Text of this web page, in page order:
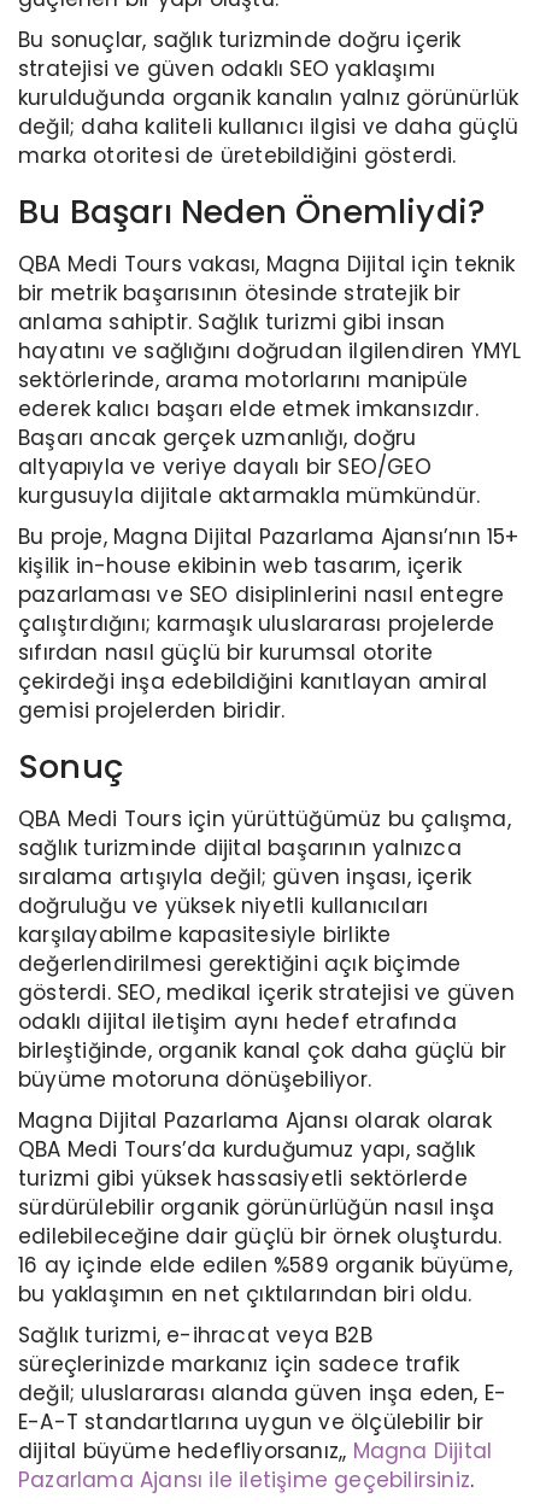
Bu sonuçlar, sağlık turizminde doğru içerik
stratejisi ve güven odaklı SEO yaklaşımı
kurulduğunda organik kanalın yalnız görünürlük
değil; daha kaliteli kullanıcı ilgisi ve daha güçlü
marka otoritesi de üretebildiğini gösterdi.
Bu Başarı Neden Önemliydi?
QBA Medi Tours vakası, Magna Dijital için teknik
bir metrik başarısının ötesinde stratejik bir
anlama sahiptir. Sağlık turizmi gibi insan
hayatını ve sağlığını doğrudan ilgilendiren YMYL
sektörlerinde, arama motorlarını manipüle
ederek kalıcı başarı elde etmek imkansızdır.
Başarı ancak gerçek uzmanlığı, doğru
altyapıyla ve veriye dayalı bir SEO/GEO
kurgusuyla dijitale aktarmakla mümkündür.
Bu proje, Magna Dijital Pazarlama Ajansı’nın 15+
kişilik in-house ekibinin web tasarım, içerik
pazarlaması ve SEO disiplinlerini nasıl entegre
çalıştırdığını; karmaşık uluslararası projelerde
sıfırdan nasıl güçlü bir kurumsal otorite
çekirdeği inşa edebildiğini kanıtlayan amiral
gemisi projelerden biridir.
Sonuç
QBA Medi Tours için yürüttüğümüz bu çalışma,
sağlık turizminde dijital başarının yalnızca
sıralama artışıyla değil; güven inşası, içerik
doğruluğu ve yüksek niyetli kullanıcıları
karşılayabilme kapasitesiyle birlikte
değerlendirilmesi gerektiğini açık biçimde
gösterdi. SEO, medikal içerik stratejisi ve güven
odaklı dijital iletişim aynı hedef etrafında
birleştiğinde, organik kanal çok daha güçlü bir
büyüme motoruna dönüşebiliyor.
Magna Dijital Pazarlama Ajansı olarak olarak
QBA Medi Tours’da kurduğumuz yapı, sağlık
turizmi gibi yüksek hassasiyetli sektörlerde
sürdürülebilir organik görünürlüğün nasıl inşa
edilebileceğine dair güçlü bir örnek oluşturdu.
16 ay içinde elde edilen %589 organik büyüme,
bu yaklaşımın en net çıktılarından biri oldu.
Sağlık turizmi, e-ihracat veya B2B
süreçlerinizde markanız için sadece trafik
değil; uluslararası alanda güven inşa eden, E-
E-A-T standartlarına uygun ve ölçülebilir bir
dijital büyüme hedefliyorsanız,, Magna Dijital
Pazarlama Ajansı ile iletişime geçebilirsiniz.